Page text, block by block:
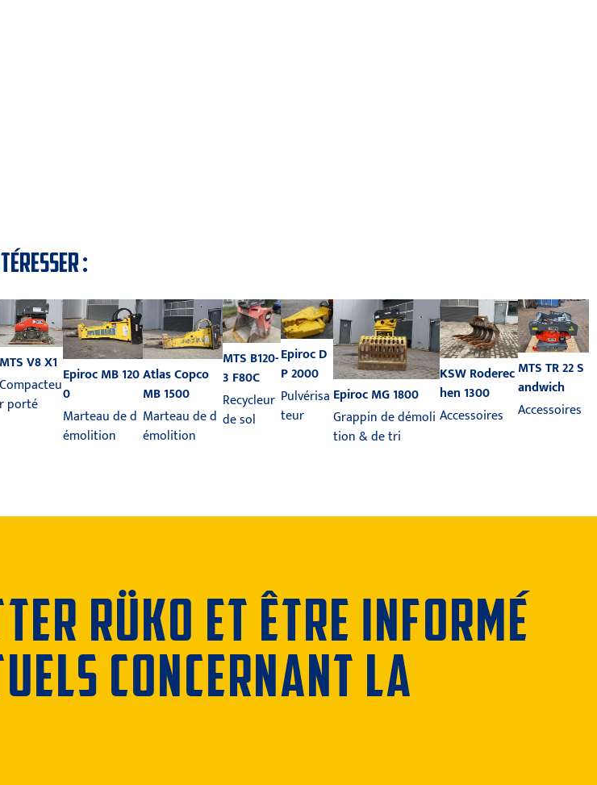
:
MTS V8 X1
Compacteu
r porté
Epiroc MB 120
0
Marteau de d
émolition
Atlas Copco
MB 1500
Marteau de d
émolition
MTS B120-
3 F80C
Recycleur
de sol
Epiroc D
P 2000
Pulvérisa
teur
Epiroc MG 1800
Grappin de démoli
tion & de tri
KSW Roderec
hen 1300
Accessoires
MTS TR 22 S
andwich
Accessoires
RÜKO ET ÊTRE INFORMÉ
CONCERNANT LA